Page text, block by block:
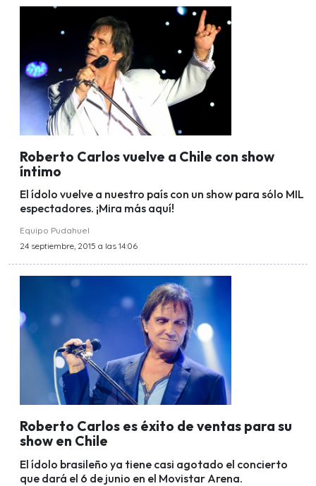
Roberto Carlos vuelve a Chile con show
íntimo
El ídolo vuelve a nuestro país con un show para sólo MIL
espectadores. ¡Mira más aquí!
Equipo Pudahuel
24 septiembre, 2015 a las 14:06
Roberto Carlos es éxito de ventas para su
show en Chile
El ídolo brasileño ya tiene casi agotado el concierto
que dará el 6 de junio en el Movistar Arena.